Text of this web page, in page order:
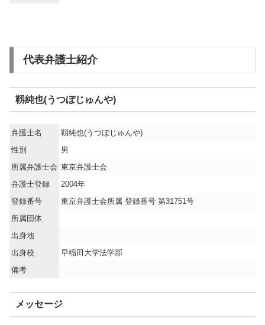
代表弁護士紹介
靱純也(うつぼじゅんや)
弁護士名
靱純也(うつぼじゅんや)
性別
男
所属弁護士会 東京弁護士会
弁護士登録
2004年
登録番号
東京弁護士会所属 登録番号 第31751号
所属団体
出身地
出身校
早稲田大学法学部
備考
メッセージ